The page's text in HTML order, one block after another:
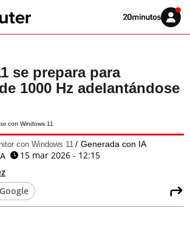
Volver
Iniciar
sesión
se prepara para
1000 Hz adelantándose
con Windows 11 Generada con IA
15 mar 2026 - 12:15